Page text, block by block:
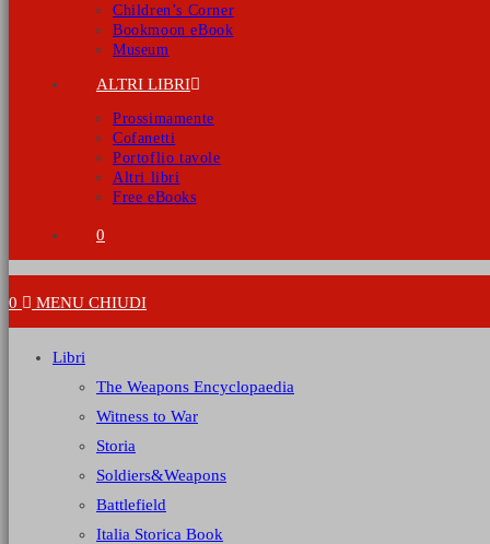
Children’s Corner
Bookmoon eBook
Museum
ALTRI LIBRI
Prossimamente
Cofanetti
Portoflio tavole
Altri libri
Free eBooks
0
0 MENU CHIUDI
Libri
The Weapons Encyclopaedia
Witness to War
Storia
Soldiers&Weapons
Battlefield
Italia Storica Book